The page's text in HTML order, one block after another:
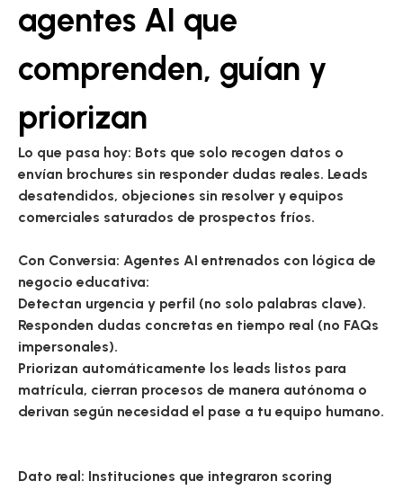
agentes AI que
comprenden, guían y
priorizan
Lo que pasa hoy: Bots que solo recogen datos o
envían brochures sin responder dudas reales. Leads
desatendidos, objeciones sin resolver y equipos
comerciales saturados de prospectos fríos.
Con Conversia: Agentes AI entrenados con lógica de
negocio educativa:
Detectan urgencia y perfil (no solo palabras clave).
Responden dudas concretas en tiempo real (no FAQs
impersonales).
Priorizan automáticamente los leads listos para
matrícula, cierran procesos de manera autónoma o
derivan según necesidad el pase a tu equipo humano.
Dato real: Instituciones que integraron scoring